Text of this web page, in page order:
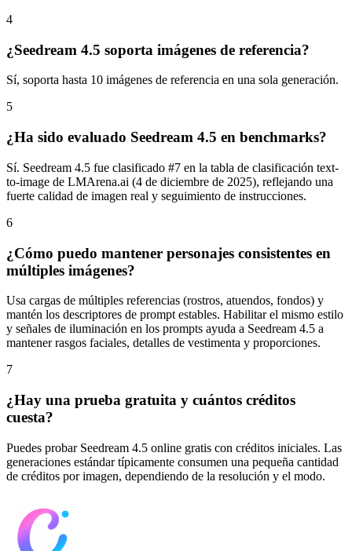
4
¿Seedream 4.5 soporta imágenes de referencia?
Sí, soporta hasta 10 imágenes de referencia en una sola generación.
5
¿Ha sido evaluado Seedream 4.5 en benchmarks?
Sí. Seedream 4.5 fue clasificado #7 en la tabla de clasificación text-
to-image de LMArena.ai (4 de diciembre de 2025), reflejando una
fuerte calidad de imagen real y seguimiento de instrucciones.
6
¿Cómo puedo mantener personajes consistentes en
múltiples imágenes?
Usa cargas de múltiples referencias (rostros, atuendos, fondos) y
mantén los descriptores de prompt estables. Habilitar el mismo estilo
y señales de iluminación en los prompts ayuda a Seedream 4.5 a
mantener rasgos faciales, detalles de vestimenta y proporciones.
7
¿Hay una prueba gratuita y cuántos créditos
cuesta?
Puedes probar Seedream 4.5 online gratis con créditos iniciales. Las
generaciones estándar típicamente consumen una pequeña cantidad
de créditos por imagen, dependiendo de la resolución y el modo.